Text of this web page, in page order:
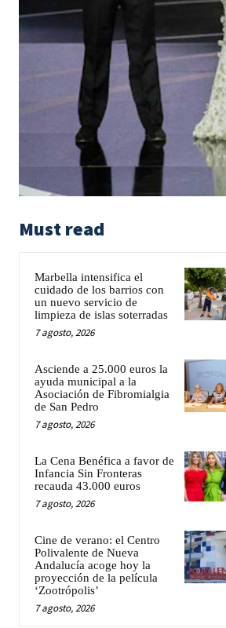
Must read
Marbella intensifica el
cuidado de los barrios con
un nuevo servicio de
limpieza de islas soterradas
7 agosto, 2026
Asciende a 25.000 euros la
ayuda municipal a la
Asociación de Fibromialgia
de San Pedro
7 agosto, 2026
La Cena Benéfica a favor de
Infancia Sin Fronteras
recauda 43.000 euros
7 agosto, 2026
Cine de verano: el Centro
Polivalente de Nueva
Andalucía acoge hoy la
proyección de la película
‘Zootrópolis’
7 agosto, 2026